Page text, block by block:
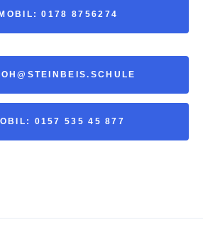
0178 8756274
0157 535 45 877